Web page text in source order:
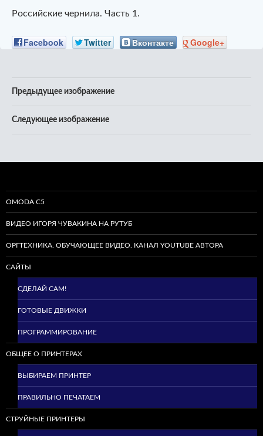
Российские чернила. Часть 1.
Facebook Twitter Вконтакте Google+
Предыдущее изображение
Следующее изображение
OMODA C5
ВИДЕО ИГОРЯ ЧУВАКИНА НА РУТУБ
ОРГТЕХНИКА. ОБУЧАЮЩЕЕ ВИДЕО. КАНАЛ YOUTUBE АВТОРА
САЙТЫ
СДЕЛАЙ САМ!
ГОТОВЫЕ ДВИЖКИ
ПРОГРАММИРОВАНИЕ
ОБЩЕЕ О ПРИНТЕРАХ
ВЫБИРАЕМ ПРИНТЕР
ПРАВИЛЬНО ПЕЧАТАЕМ
СТРУЙНЫЕ ПРИНТЕРЫ